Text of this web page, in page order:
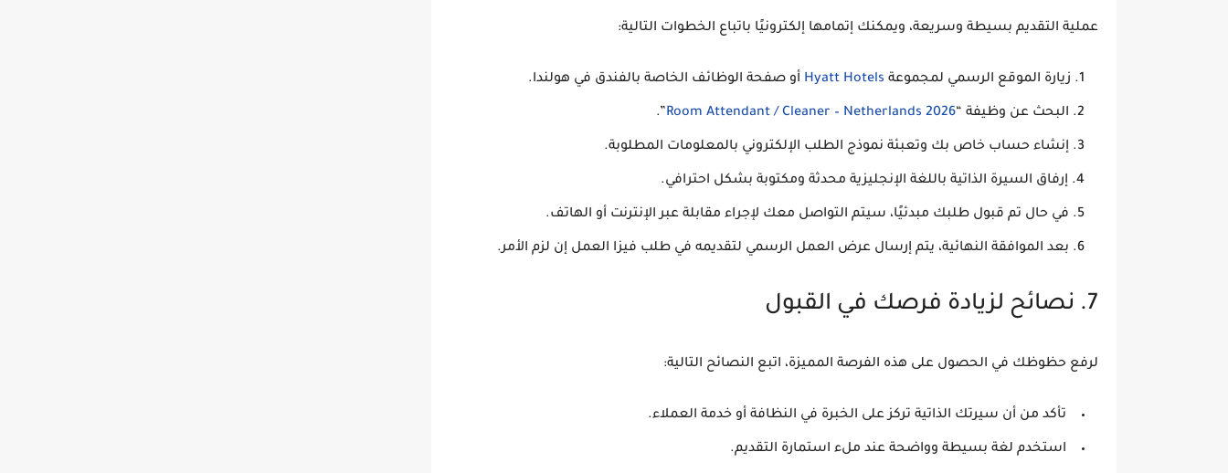
عملية التقديم بسيطة وسريعة، ويمكنك إتمامها إلكترونيًا باتباع الخطوات التالية:
زيارة الموقع الرسمي لمجموعة Hyatt Hotels أو صفحة الوظائف الخاصة بالفندق في هولندا.
البحث عن وظيفة “Room Attendant / Cleaner – Netherlands 2026
”.
إنشاء حساب خاص بك وتعبئة نموذج الطلب الإلكتروني بالمعلومات المطلوبة.
إرفاق السيرة الذاتية باللغة الإنجليزية محدثة ومكتوبة بشكل احترافي.
في حال تم قبول طلبك مبدئيًا، سيتم التواصل معك لإجراء مقابلة عبر الإنترنت أو الهاتف.
بعد الموافقة النهائية، يتم إرسال عرض العمل الرسمي لتقديمه في طلب فيزا العمل إن لزم الأمر.
7. نصائح لزيادة فرصك في القبول
لرفع حظوظك في الحصول على هذه الفرصة المميزة، اتبع النصائح التالية:
تأكد من أن سيرتك الذاتية تركز على الخبرة في النظافة أو خدمة العملاء.
استخدم لغة بسيطة وواضحة عند ملء استمارة التقديم.